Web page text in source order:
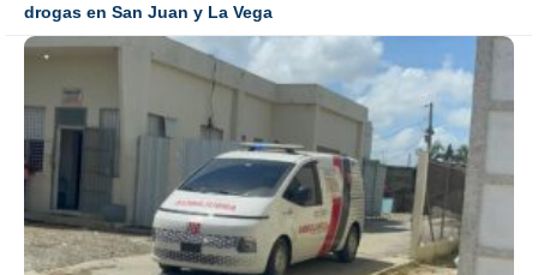
drogas en San Juan y La Vega